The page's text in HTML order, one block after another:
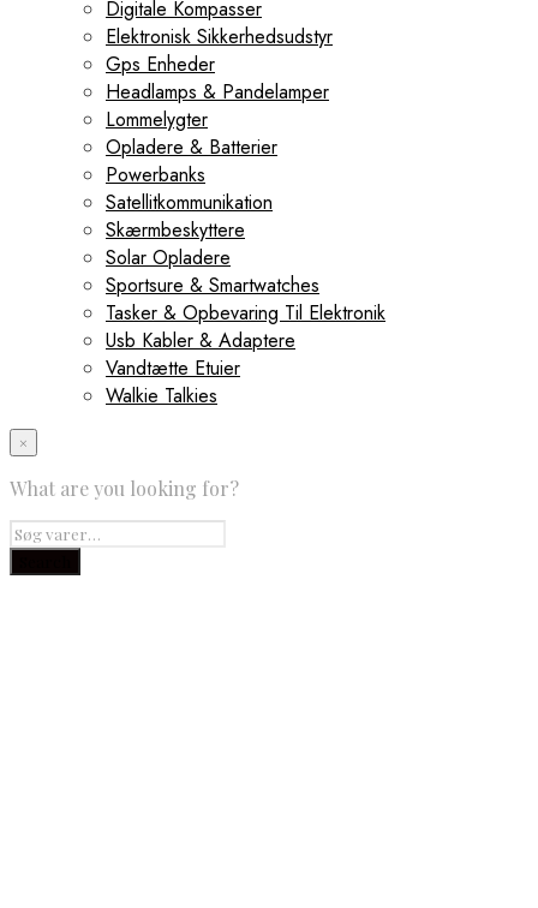
Digitale Kompasser
Elektronisk Sikkerhedsudstyr
Gps Enheder
Headlamps & Pandelamper
Lommelygter
Opladere & Batterier
Powerbanks
Satellitkommunikation
Skærmbeskyttere
Solar Opladere
Sportsure & Smartwatches
Tasker & Opbevaring Til Elektronik
Usb Kabler & Adaptere
Vandtætte Etuier
Walkie Talkies
×
What are you looking for?